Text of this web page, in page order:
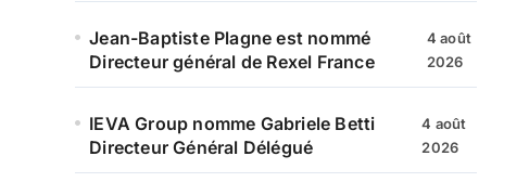
Jean-Baptiste Plagne est nommé
Directeur général de Rexel France
4 août
2026
IEVA Group nomme Gabriele Betti
Directeur Général Délégué
4 août
2026